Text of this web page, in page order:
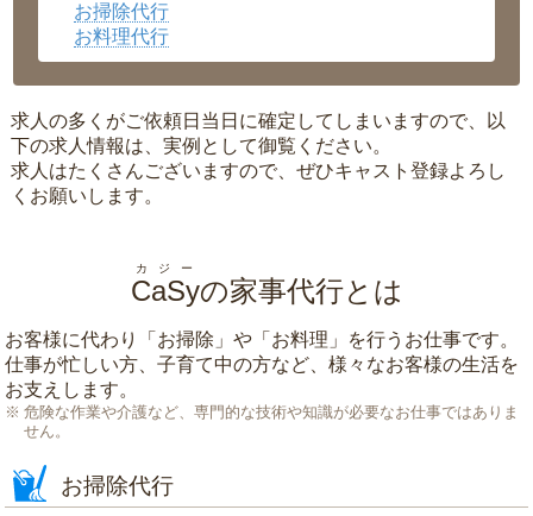
お掃除代行
お料理代行
求人の多くがご依頼日当日に確定してしまいますので、以
下の求人情報は、実例として御覧ください。
求人はたくさんございますので、ぜひキャスト登録よろし
くお願いします。
CaSy
カジー
の家事代行とは
お客様に代わり「 お掃除 」や「 お料理 」を行うお仕事です。
仕事が忙しい方、子育て中の方など、様々なお客様の生活を
お支えします。
危険な作業や介護など、専門的な技術や知識が必要なお仕事ではありま
せん。
お掃除代行